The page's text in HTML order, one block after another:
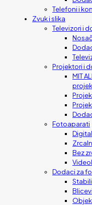
Telefoni i
Zvuk i slika
Televizori i
Projektori i
MIT
Fotoaparati
Bez
Dodaci za
Blicevi